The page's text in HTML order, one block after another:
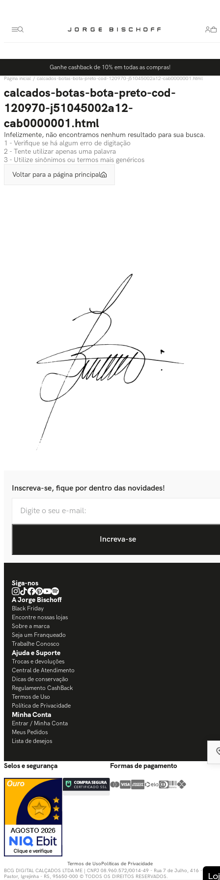
Ganhe cashback de 10% em todas as compras!
calcados-botas-bota-preto-cod-120970-j51045002a12-cab0000001.html
calcados-botas-bota-preto-cod-
120970-j51045002a12-
cab0000001.html
Infelizmente, não encontramos nenhum resultado para sua busca.
1 - Verifique se há algum erro de digitação
2 - Tente utilizar apenas uma palavra
3 - Utilize sinônimos ou termos mais genéricos
Voltar para a página principal
Inscreva-se, fique por dentro das novidades!
Siga-nos
A Jorge Bischoff
Black Friday
Encontre nossas lojas
Sobre a marca
Seja um Franqueado
Trabalhe Conosco
Ajuda e Suporte
Trocas e devoluções
Central de Atendimento
Dicas de conservação
Regulamento CashBack
Termos de Uso
Política de Privacidade
Minha Conta
Entrar / Minha Conta
Meus Pedidos
Lista de desejos
Selos e segurança Formas de pagamento
Termos de UsoPolíticas de Privacidade
BCG DIGITAL CALÇADOS LTDA ME | CNPJ 08.960.572/0014-49 - Rua 7 de Julho, 416 - Bom
Pastor, Igrejinha - RS, 95650-000 © TODOS OS DIREITOS RESERVADOS.
bota